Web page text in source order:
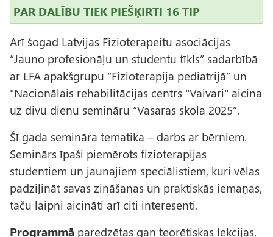
PAR DALĪBU TIEK PIEŠĶIRTI 16 TIP
Arī šogad Latvijas Fizioterapeitu asociācijas
“Jauno profesionāļu un studentu tīkls” sadarbībā
ar LFA apakšgrupu “Fizioterapija pediatrijā” un
"Nacionālais rehabilitācijas centrs "Vaivari" aicina
uz divu dienu semināru “Vasaras skola 2025”.
Šī gada semināra tematika – darbs ar bērniem.
Seminārs īpaši piemērots fizioterapijas
studentiem un jaunajiem speciālistiem, kuri vēlas
padziļināt savas zināšanas un praktiskās iemaņas,
taču laipni aicināti arī citi interesenti.
Programmā paredzētas gan teorētiskas lekcijas,